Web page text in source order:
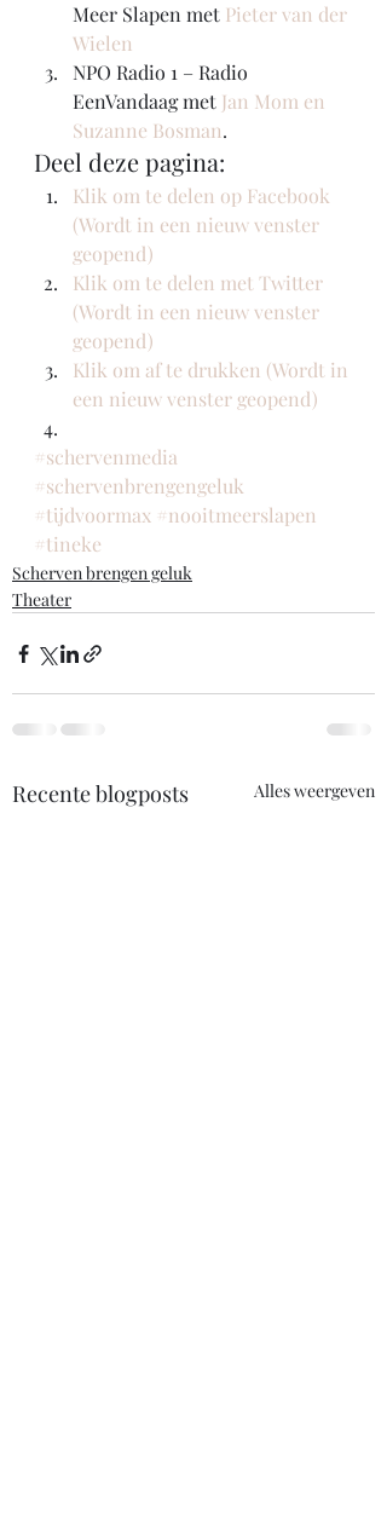
Meer Slapen met Pieter van der
Wielen
NPO Radio 1 – Radio
EenVandaag met Jan Mom en
Suzanne Bosman.
Deel deze pagina:
Klik om te delen op Facebook
(Wordt in een nieuw venster
geopend)
Klik om te delen met Twitter
(Wordt in een nieuw venster
geopend)
Klik om af te drukken (Wordt in
een nieuw venster geopend)
#schervenmedia
#schervenbrengengeluk
#tijdvoormax #nooitmeerslapen
#tineke
Scherven brengen geluk
Theater
Recente blogposts Alles weergeven